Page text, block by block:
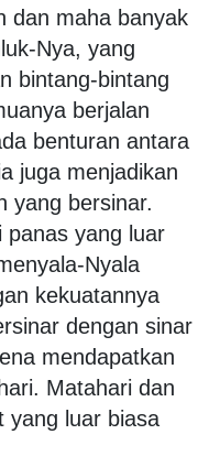
dan maha banyak
Nya, yang
bintang-bintang
berjalan
benturan antara
juga menjadikan
yang bersinar.
panas yang luar
Nyala
kekuatannya
dengan sinar
mendapatkan
Matahari dan
yang luar biasa